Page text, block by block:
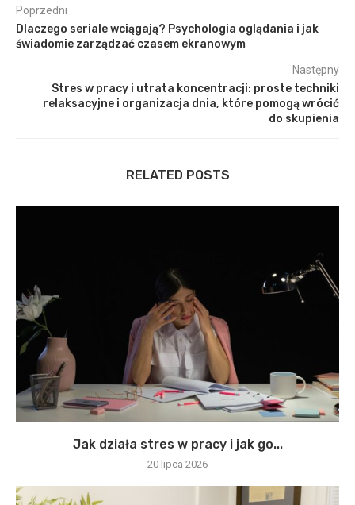
Poprzedni
Dlaczego seriale wciągają? Psychologia oglądania i jak
świadomie zarządzać czasem ekranowym
Następny
Stres w pracy i utrata koncentracji: proste techniki
relaksacyjne i organizacja dnia, które pomogą wrócić
do skupienia
RELATED POSTS
Jak działa stres w pracy i jak go...
20 lipca 2026